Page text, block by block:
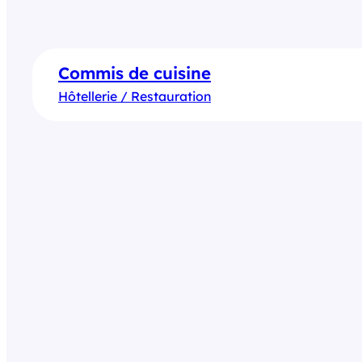
Commis de cuisine
Hôtellerie / Restauration